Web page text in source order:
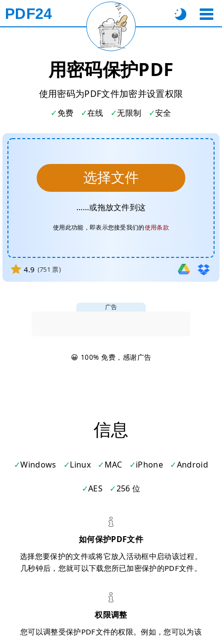
PDF24
用密码保护PDF
使用密码为PDF文件加密并设置权限
免费 在线 无限制 安全
选择文件
……或拖放文件到这
使用此功能，即表示您接受我们的使用条款
4.9 (751 票)
广告
😀 100% 免费，感谢广告
信息
Windows Linux MAC iPhone Android
AES 256 位
如何保护PDF文件
选择您要保护的文件或将它放入活动框中启动该过程。
几秒钟后，您就可以下载您所已加密保护的PDF文件。
权限调整
您可以调整受保护PDF文件的权限。例如，您可以为该